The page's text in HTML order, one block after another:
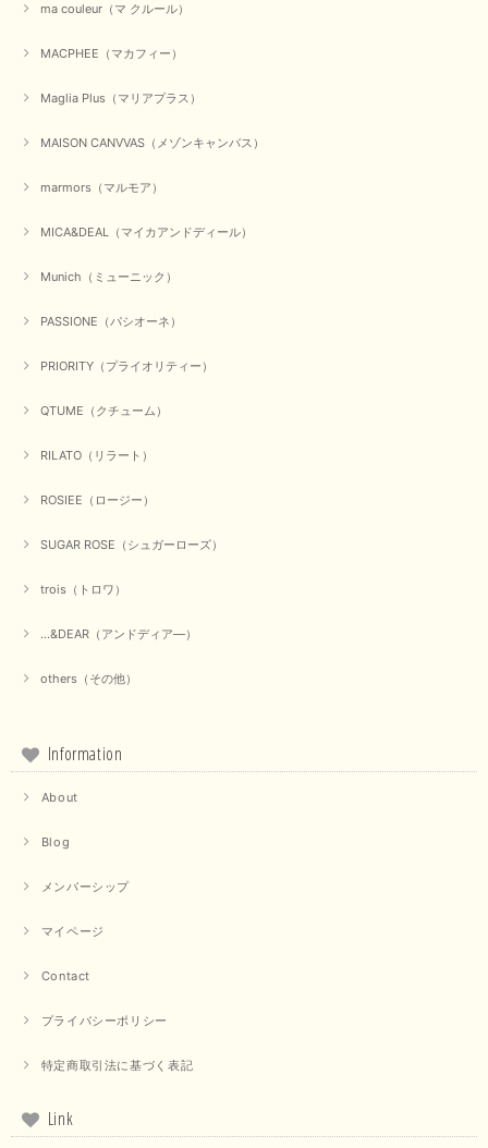
ma couleur（マ クルール）
MACPHEE（マカフィー）
Maglia Plus（マリアプラス）
MAISON CANVVAS（メゾンキャンバス）
marmors（マルモア）
MICA&DEAL（マイカアンドディール）
Munich（ミューニック）
PASSIONE（パシオーネ）
PRIORITY（プライオリティー）
QTUME（クチューム）
RILATO（リラート）
ROSIEE（ロージー）
SUGAR ROSE（シュガーローズ）
trois（トロワ）
...&DEAR（アンドディア―）
others（その他）
Information
About
Blog
メンバーシップ
マイページ
Contact
プライバシーポリシー
特定商取引法に基づく表記
Link